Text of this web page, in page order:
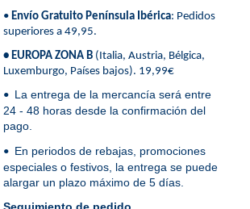
• Envío Gratuito Península Ibérica: Pedidos
superiores a 49,95.
• EUROPA ZONA B(Italia, Austria, Bélgica,
Luxemburgo, Países bajos). 19,99€
• La entrega de la mercancía será entre
24 - 48 horas desde la confirmación del
pago.
• En periodos de rebajas, promociones
especiales o festivos, la entrega se puede
alargar un plazo máximo de 5 días.